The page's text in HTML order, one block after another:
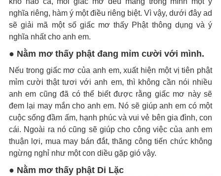
nghĩa riêng, hàm ý một điều riêng biệt. Vì vậy, dưới đây ad
sẽ giải mã một số giấc mơ thấy Phật thông dụng và ý
nghĩa nhất cho anh em.
● Nằm mơ thấy phật đang mỉm cười với mình.
Nếu trong giấc mơ của anh em, xuất hiện một vị tiên phật
mỉm cười thật tươi với anh em, thì không cần nói nhiều
anh em cũng đã có thể biết được rằng giấc mơ này sẽ
đem lại may mắn cho anh em. Nó sẽ giúp anh em có một
cuộc sống đầm ấm, hạnh phúc và vui vẻ bên gia đình, con
cái. Ngoài ra nó cũng sẽ giúp cho công việc của anh em
thuận lợi, mua may bán đắt, thăng công tiến chức không
ngừng nghỉ như một con diều gặp gió vậy.
● Nằm mơ thấy phật Di Lặc